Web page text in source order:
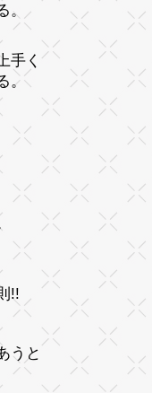
。
手く
。
!!
うと